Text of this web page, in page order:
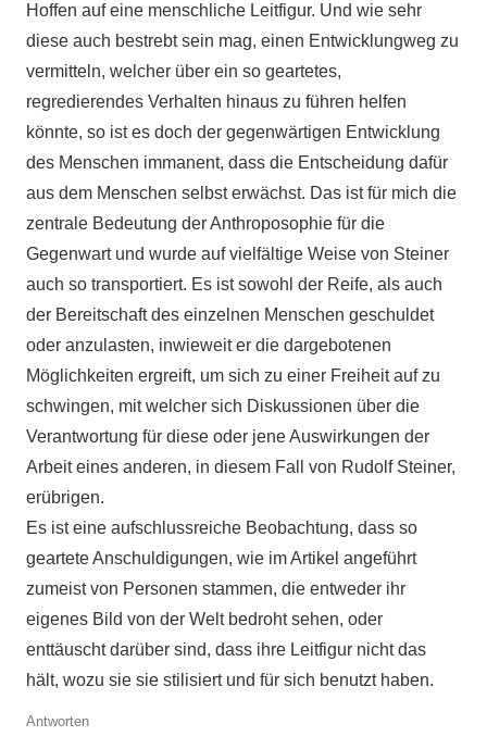
Hoffen auf eine menschliche Leitfigur. Und wie sehr
diese auch bestrebt sein mag, einen Entwicklungweg zu
vermitteln, welcher über ein so geartetes,
regredierendes Verhalten hinaus zu führen helfen
könnte, so ist es doch der gegenwärtigen Entwicklung
des Menschen immanent, dass die Entscheidung dafür
aus dem Menschen selbst erwächst. Das ist für mich die
zentrale Bedeutung der Anthroposophie für die
Gegenwart und wurde auf vielfältige Weise von Steiner
auch so transportiert. Es ist sowohl der Reife, als auch
der Bereitschaft des einzelnen Menschen geschuldet
oder anzulasten, inwieweit er die dargebotenen
Möglichkeiten ergreift, um sich zu einer Freiheit auf zu
schwingen, mit welcher sich Diskussionen über die
Verantwortung für diese oder jene Auswirkungen der
Arbeit eines anderen, in diesem Fall von Rudolf Steiner,
erübrigen.
Es ist eine aufschlussreiche Beobachtung, dass so
geartete Anschuldigungen, wie im Artikel angeführt
zumeist von Personen stammen, die entweder ihr
eigenes Bild von der Welt bedroht sehen, oder
enttäuscht darüber sind, dass ihre Leitfigur nicht das
hält, wozu sie sie stilisiert und für sich benutzt haben.
Antworten